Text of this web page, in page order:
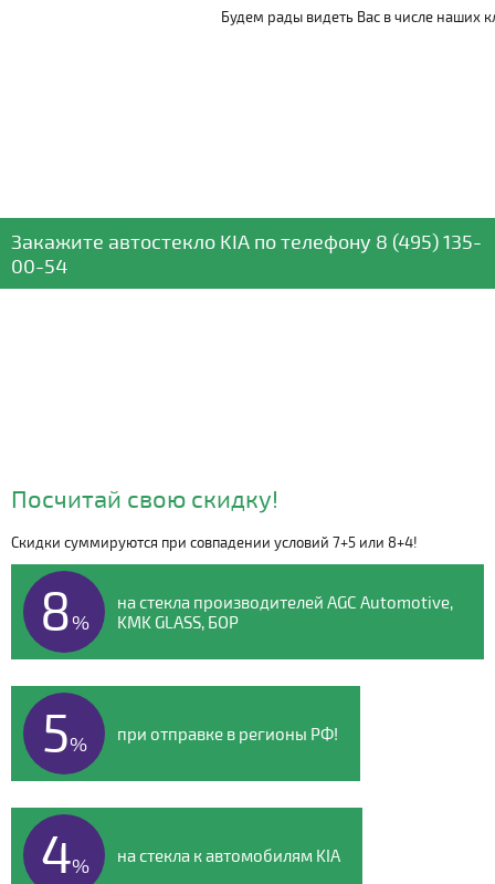
Будем рады видеть Вас в числе наших
Закажите автостекло KIA по телефону 8 (495) 135-
00-54
Видео о компании
Посчитай свою скидку!
Скидки суммируются при совпадении условий 7+5 или 8+4!
8%
на стекла производителей AGC Automotive,
KMK GLASS, БОР
5% при отправке в регионы РФ!
4% на стекла к автомобилям KIA